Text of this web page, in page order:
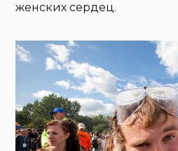
женских сердец.